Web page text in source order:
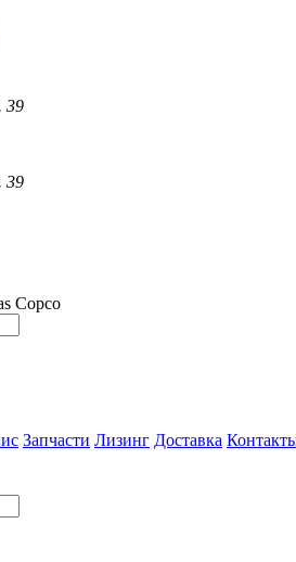
39
39
Copco
Запчасти Лизинг Доставка